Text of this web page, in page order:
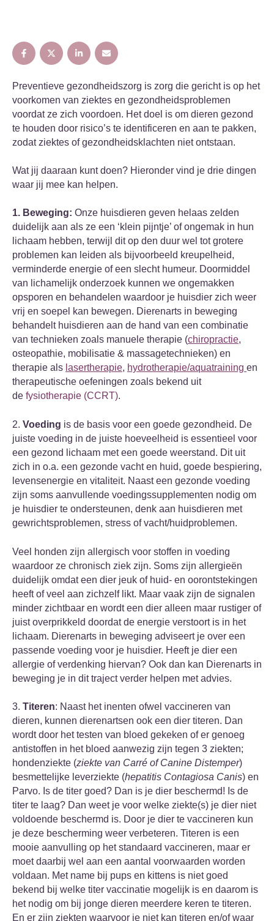
Preventieve gezondheidszorg is zorg die gericht is op het
voorkomen van ziektes en gezondheidsproblemen
voordat ze zich voordoen. Het doel is om dieren gezond
te houden door risico’s te identificeren en aan te pakken,
zodat ziektes of gezondheidsklachten niet ontstaan.
Wat jij daaraan kunt doen? Hieronder vind je drie dingen
waar jij mee kan helpen.
1. Beweging: Onze huisdieren geven helaas zelden
duidelijk aan als ze een ‘klein pijntje’ of ongemak in hun
lichaam hebben, terwijl dit op den duur wel tot grotere
problemen kan leiden als bijvoorbeeld kreupelheid,
verminderde energie of een slecht humeur. Doormiddel
van lichamelijk onderzoek kunnen we ongemakken
opsporen en behandelen waardoor je huisdier zich weer
vrij en soepel kan bewegen. Dierenarts in beweging
behandelt huisdieren aan de hand van een combinatie
van technieken zoals manuele therapie (chiropractie,
osteopathie, mobilisatie & massagetechnieken) en
therapie als lasertherapie, hydrotherapie/aquatraining en
therapeutische oefeningen zoals bekend uit
de fysiotherapie (CCRT).
2. Voeding is de basis voor een goede gezondheid. De
juiste voeding in de juiste hoeveelheid is essentieel voor
een gezond lichaam met een goede weerstand. Dit uit
zich in o.a. een gezonde vacht en huid, goede bespiering,
levensenergie en vitaliteit. Naast een gezonde voeding
zijn soms aanvullende voedingssupplementen nodig om
je huisdier te ondersteunen, denk aan huisdieren met
gewrichtsproblemen, stress of vacht/huidproblemen.
Veel honden zijn allergisch voor stoffen in voeding
waardoor ze chronisch ziek zijn. Soms zijn allergieën
duidelijk omdat een dier jeuk of huid- en oorontstekingen
heeft of veel aan zichzelf likt. Maar vaak zijn de signalen
minder zichtbaar en wordt een dier alleen maar rustiger of
juist overprikkeld doordat de energie verstoort is in het
lichaam. Dierenarts in beweging adviseert je over een
passende voeding voor je huisdier. Heeft je dier een
allergie of verdenking hiervan? Ook dan kan Dierenarts in
beweging je in dit traject verder helpen met advies.
3. Titeren: Naast het inenten ofwel vaccineren van
dieren, kunnen dierenartsen ook een dier titeren. Dan
wordt door het testen van bloed gekeken of er genoeg
antistoffen in het bloed aanwezig zijn tegen 3 ziekten;
hondenziekte (ziekte van Carré of Canine Distemper)
besmettelijke leverziekte (hepatitis Contagiosa Canis) en
Parvo. Is de titer goed? Dan is je dier beschermd! Is de
titer te laag? Dan weet je voor welke ziekte(s) je dier niet
voldoende beschermd is. Door je dier te vaccineren kun
je deze bescherming weer verbeteren. Titeren is een
mooie aanvulling op het standaard vaccineren, maar er
moet daarbij wel aan een aantal voorwaarden worden
voldaan. Met name bij pups en kittens is niet goed
bekend bij welke titer vaccinatie mogelijk is en daarom is
het nodig om bij jonge dieren meerdere keren te titeren.
En er zijn ziekten waarvoor je niet kan titeren en/of waar